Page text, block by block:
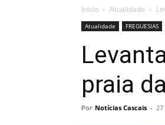
Início Atualidade
Atualidade FREGUESIAS
praia
Por Notícias Cascais - 27